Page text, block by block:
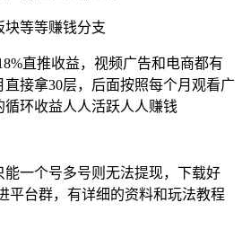
块等等赚钱分支
直推收益，视频广告和电商都有
接拿30层，后面按照每个月观看广
环收益人人活跃人人赚钱
一个号多号则无法提现，下载好
平台群，有详细的资料和玩法教程